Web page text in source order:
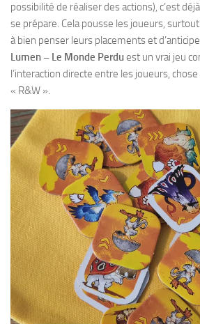
possibilité de réaliser des actions), c’est
se prépare. Cela pousse les joueurs,
à bien penser leurs placements et
Lumen – Le Monde Perduest un vrai jeu
l’interaction directe entre les joueurs,
« R&W ».